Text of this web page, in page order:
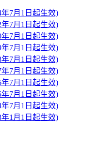
7月1日起生效)
7月1日起生效)
7月1日起生效)
7月1日起生效)
7月1日起生效)
7月1日起生效)
7月1日起生效)
7月1日起生效)
7月1日起生效)
1月1日起生效)